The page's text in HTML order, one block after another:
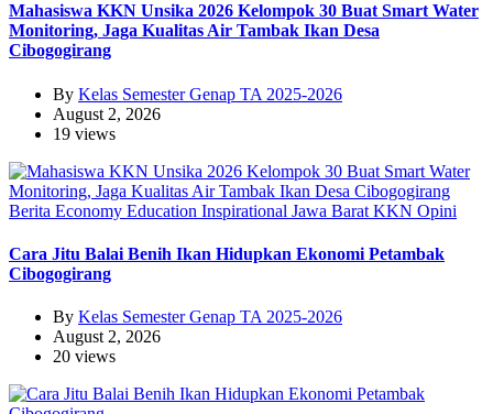
Mahasiswa KKN Unsika 2026 Kelompok 30 Buat Smart Water
Monitoring, Jaga Kualitas Air Tambak Ikan Desa
Cibogogirang
By Kelas Semester Genap TA 2025-2026
August 2, 2026
19 views
Berita Economy Education Inspirational Jawa Barat KKN Opini
Cara Jitu Balai Benih Ikan Hidupkan Ekonomi Petambak
Cibogogirang
By Kelas Semester Genap TA 2025-2026
August 2, 2026
20 views